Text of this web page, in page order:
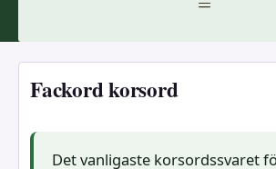
Fackord korsord
Det vanligaste korsordssvaret